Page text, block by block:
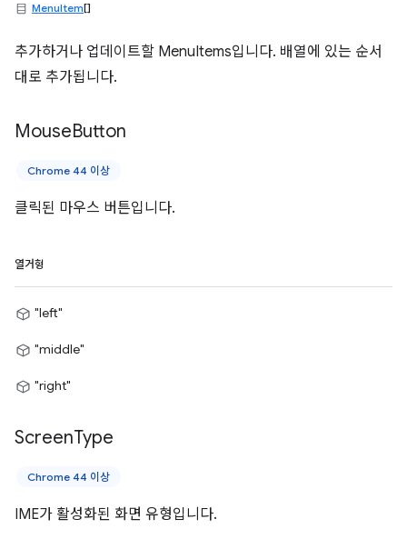
MenuItem[]
추가하거나 업데이트할 MenuItems입니다. 배열에 있는 순서
대로 추가됩니다.
MouseButton
Chrome 44 이상
클릭된 마우스 버튼입니다.
열거형
"left"
"middle"
"right"
ScreenType
Chrome 44 이상
IME가 활성화된 화면 유형입니다.